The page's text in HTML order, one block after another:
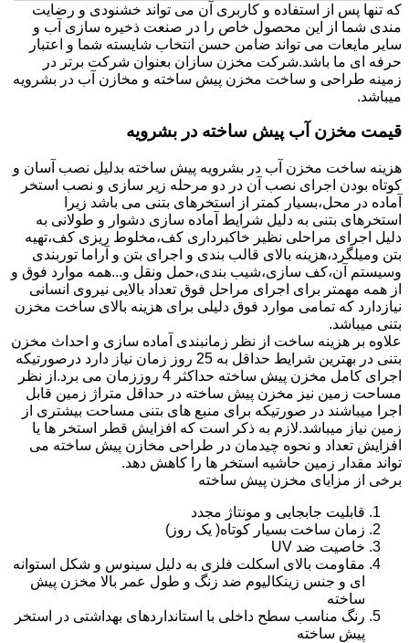
که تنها پس از استفاده و کاربری آن می تواند خشنودی و رضایت
مندی شما از این محصول خاص را در صنعت ذخیره سازی آب و
سایر مایعات می تواند ضامن حسن انتخاب شایسته شما و اعتبار
حرفه ای ما باشد.شرکت مخزن سازان بعنوان شرکت برتر در
زمینه طراحی و ساخت مخزن پیش ساخته و مخازن آب در بشرویه
میباشد.
قیمت مخزن آب پیش ساخته در بشرویه
هزینه ساخت مخزن آب در بشرویه پیش ساخته بدلیل نصب آسان و
کوتاه بودن اجرای نصب آن در دو مرحله زیر سازی و نصب استخر
آماده در محل،بسیار کمتر از استخرهای بتنی می باشد زیرا
استخرهای بتنی به دلیل شرایط آماده سازی دشوار و طولانی به
دلیل اجرای مراحلی نظیر خاکبرداری کف،مخلوط ریزی کف،تهیه
بتن ومیلگرد،هزینه بالای قالب بندی و اجرای بتن و آراما توربندی
وسیستم آن،کف سازی،شیب بندی،حمل ونقل و...همه موارد فوق و
از همه مهمتر برای اجرای مراحل فوق تعداد بالایی نیروی انسانی
نیازدارد که تمامی موارد فوق دلیلی برای هزینه بالای ساخت مخزن
بتنی میباشد.
علاوه بر هزینه ساخت از نظر زمانبندی آماده سازی و احداث مخزن
بتنی در بهترین شرایط حداقل به 25 روز زمان نیاز دارد درصورتیکه
اجرای کامل مخزن پیش ساخته حداکثر 4 روززمان می برد.از نظر
مساحت زمین نیز مخزن پیش ساخته در حداقل متراژ زمین قابل
اجرا میباشند در صورتیکه برای منبع های بتنی مساحت بیشتری از
زمین نیاز میباشد.لازم به ذکر است که افزایش قطر استخر ها یا
افزایش تعداد و نحوه چیدمان در طراحی مخازن پیش ساخته می
تواند مقدار زمین حاشیه استخر ها را کاهش دهد.
برخی از مزایای مخزن پیش ساخته
قابلیت جابجایی و مونتاژ مجدد
زمان ساخت بسیار کوتاه( یک روز)
خاصیت ضد UV
مقاومت بالای اسکلت فلزی به دلیل سینوس و شکل استوانه
ای و جنس زینکالیوم ضد زنگ و طول عمر بالا مخزن پیش
ساخته
رنگ مناسب سطح داخلی با استانداردهای بهداشتی در استخر
پیش ساخته